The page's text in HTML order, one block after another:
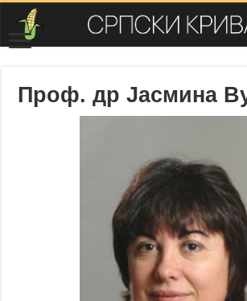
Проф. др Јасмина